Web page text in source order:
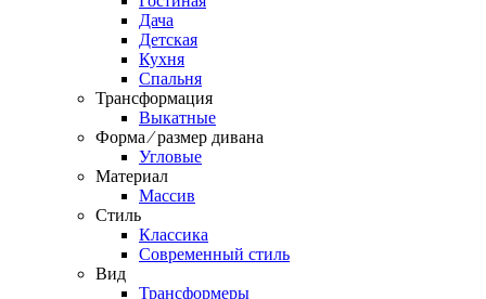
Дача
Детская
Кухня
Спальня
Трансформация
Выкатные
Форма ⁄ размер дивана
Угловые
Материал
Массив
Стиль
Классика
Современный стиль
Вид
Трансформеры